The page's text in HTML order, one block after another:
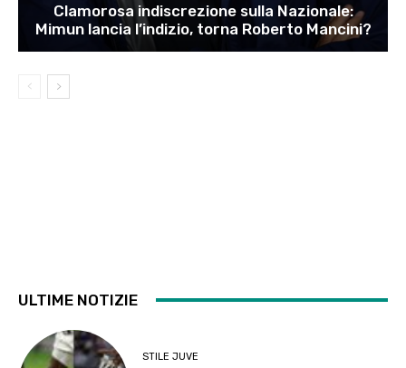
Clamorosa indiscrezione sulla Nazionale:
Mimun lancia l’indizio, torna Roberto Mancini?
ULTIME NOTIZIE
STILE JUVE